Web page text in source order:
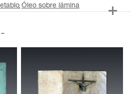
Óleo sobre lámina